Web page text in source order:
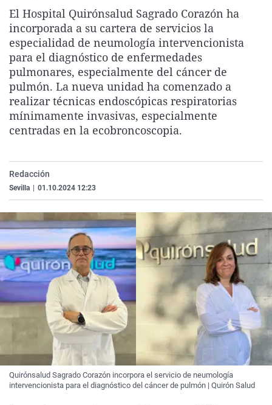
La rosa de los vientos
Gente viajera
Como el perro y el
Caso
Retornados
Equipo de
Operación Viuda
Extremadura
Galicia
La Rioja
Navarra
País Vasco
Virales
Televisión
Elecciones
El Hospital Quirónsalud Sagrado Corazón ha
incorporada a su cartera de servicios la
especialidad de neumología intervencionista
para el diagnóstico de enfermedades
pulmonares, especialmente del cáncer de
pulmón. La nueva unidad ha comenzado a
realizar técnicas endoscópicas respiratorias
mínimamente invasivas, especialmente
centradas en la ecobroncoscopia.
Redacción
Sevilla 01.10.2024 12:23
Quirónsalud Sagrado Corazón incorpora el servicio de neumología
intervencionista para el diagnóstico del cáncer de pulmón | Quirón Salud